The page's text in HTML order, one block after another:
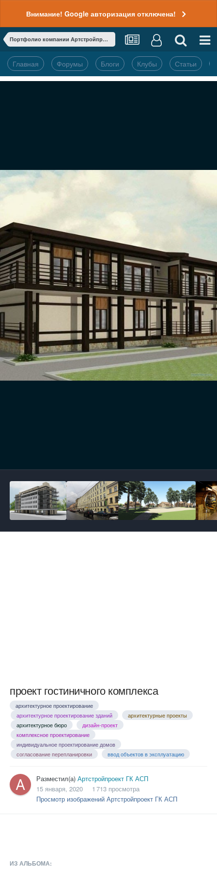
Внимание! Google авторизация отключена!
Портфолио компании Артстройпроект
Главная Форумы Блоги Клубы Статьи
проект гостиничного комплекса
архитектурное проектирование
архитектурное проектирование зданий
архитектурные проекты
архитектурное бюро
дизайн-проект
комплексное проектирование
индивидуальное проектирование домов
согласование перепланировки
ввод объектов в эксплуатацию
Разместил(а) Артстройпроект ГК АСП
15 января, 2020
1 713 просмотра
Просмотр изображений Артстройпроект ГК АСП
ИЗ АЛЬБОМА: